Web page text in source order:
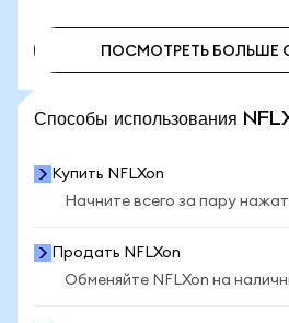
ПОСМОТРЕТЬ БОЛЬШЕ
Способы использования
Купить NFLXon
Начните всего за пару
Продать NFLXon
Обменяйте NFLXon на